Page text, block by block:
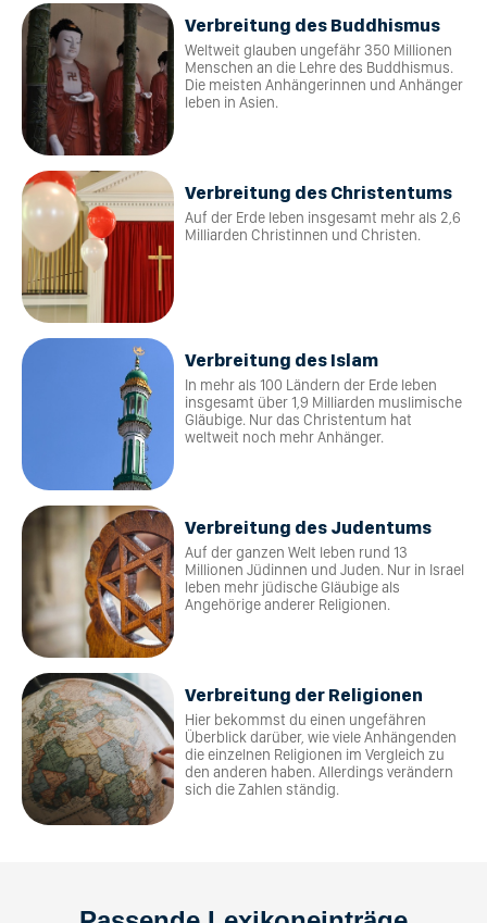
Verbreitung des Buddhismus
Weltweit glauben ungefähr 350 Millionen
Menschen an die Lehre des Buddhismus.
Die meisten Anhängerinnen und Anhänger
leben in Asien.
Verbreitung des Christentums
Auf der Erde leben insgesamt mehr als 2,6
Milliarden Christinnen und Christen.
Verbreitung des Islam
In mehr als 100 Ländern der Erde leben
insgesamt über 1,9 Milliarden muslimische
Gläubige. Nur das Christentum hat
weltweit noch mehr Anhänger.
Verbreitung des Judentums
Auf der ganzen Welt leben rund 13
Millionen Jüdinnen und Juden. Nur in Israel
leben mehr jüdische Gläubige als
Angehörige anderer Religionen.
Verbreitung der Religionen
Hier bekommst du einen ungefähren
Überblick darüber, wie viele Anhängenden
die einzelnen Religionen im Vergleich zu
den anderen haben. Allerdings verändern
sich die Zahlen ständig.